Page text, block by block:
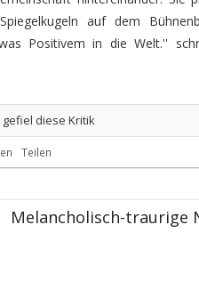
auf dem
Positivem in die Welt.''
diese Kritik
Teilen
Melancholisch-traurige